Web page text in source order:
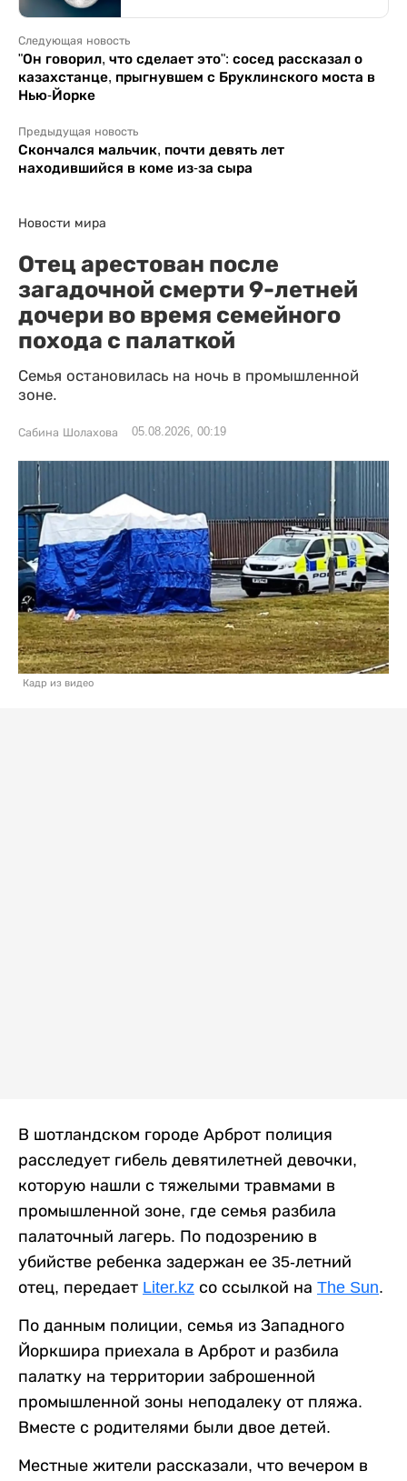
Следующая новость
"Он говорил, что сделает это": сосед рассказал о
казахстанце, прыгнувшем с Бруклинского моста в
Нью-Йорке
Предыдущая новость
Скончался мальчик, почти девять лет
находившийся в коме из-за сыра
Новости мира
Отец арестован после
загадочной смерти 9-летней
дочери во время семейного
похода с палаткой
Семья остановилась на ночь в промышленной
зоне.
Сабина Шолахова 05.08.2026, 00:19
Кадр из видео
В шотландском городе Арброт полиция
расследует гибель девятилетней девочки,
которую нашли с тяжелыми травмами в
промышленной зоне, где семья разбила
палаточный лагерь. По подозрению в
убийстве ребенка задержан ее 35-летний
отец, передает Liter.kz со ссылкой на The Sun.
По данным полиции, семья из Западного
Йоркшира приехала в Арброт и разбила
палатку на территории заброшенной
промышленной зоны неподалеку от пляжа.
Вместе с родителями были двое детей.
Местные жители рассказали, что вечером в